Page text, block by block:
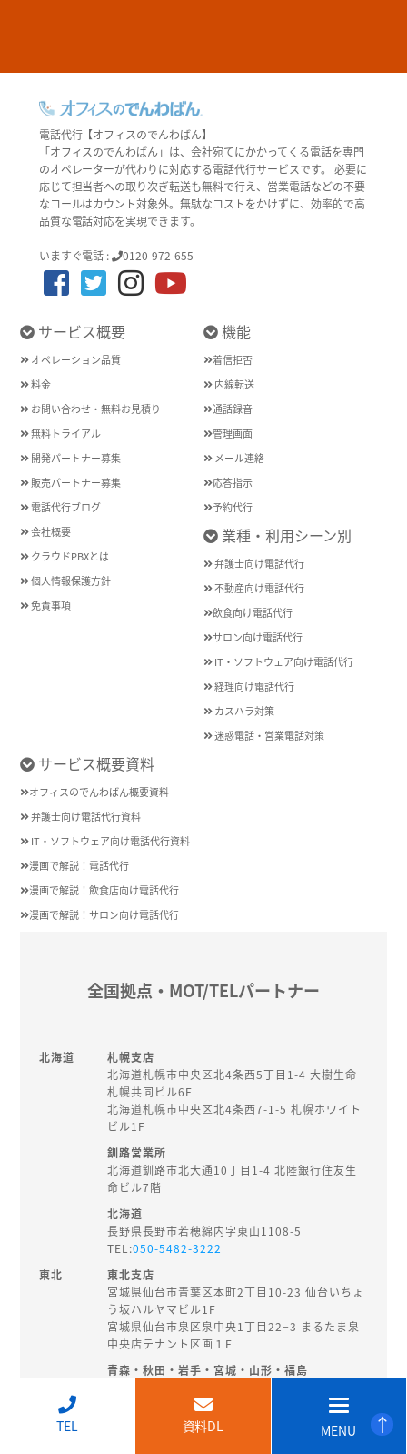
↑
電話代行【オフィスのでんわばん】
「オフィスのでんわばん」は、会社宛てにかかってくる電話を専門
のオペレーターが代わりに対応する電話代行サービスです。 必要に
応じて担当者への取り次ぎ転送も無料で行え、営業電話などの不要
なコールはカウント対象外。無駄なコストをかけずに、効率的で高
品質な電話対応を実現できます。
いますぐ電話 : 0120-972-655
サービス概要
オペレーション品質
料金
お問い合わせ・無料お見積り
無料トライアル
開発パートナー募集
販売パートナー募集
電話代行ブログ
会社概要
クラウドPBXとは
個人情報保護方針
免責事項
機能
着信拒否
内線転送
通話録音
管理画面
メール連絡
応答指示
予約代行
業種・利用シーン別
弁護士向け電話代行
不動産向け電話代行
飲食向け電話代行
サロン向け電話代行
IT・ソフトウェア向け電話代行
経理向け電話代行
カスハラ対策
迷惑電話・営業電話対策
サービス概要資料
オフィスのでんわばん概要資料
弁護士向け電話代行資料
IT・ソフトウェア向け電話代行資料
漫画で解説！電話代行
漫画で解説！飲食店向け電話代行
漫画で解説！サロン向け電話代行
全国拠点・MOT/TELパートナー
北海道
札幌支店
北海道札幌市中央区北4条西5丁目1-4 大樹生命
札幌共同ビル6F
北海道札幌市中央区北4条西7-1-5 札幌ホワイト
ビル1F
釧路営業所
北海道釧路市北大通10丁目1-4 北陸銀行住友生
命ビル7階
北海道
長野県長野市若穂綿内字東山1108-5
TEL:050-5482-3222
東北
東北支店
宮城県仙台市青葉区本町2丁目10-23 仙台いちょ
う坂ハルヤマビル1F
宮城県仙台市泉区泉中央1丁目22−3 まるたま泉
中央店テナント区画１F
青森・秋田・岩手・宮城・山形・福島
018-874-8202
北陸・
TEL 資料DL MENU